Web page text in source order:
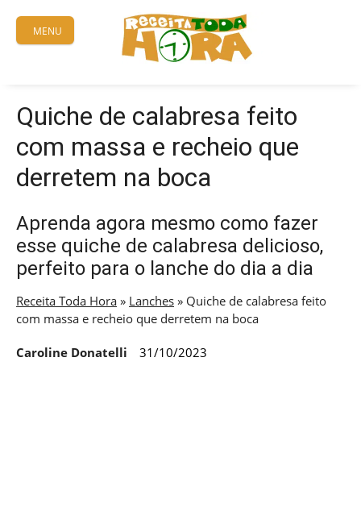
content
MENU
Quiche de calabresa feito
com massa e recheio que
derretem na boca
Aprenda agora mesmo como fazer
esse quiche de calabresa delicioso,
perfeito para o lanche do dia a dia
Receita Toda Hora » Lanches » Quiche de calabresa feito
com massa e recheio que derretem na boca
Caroline Donatelli 31/10/2023